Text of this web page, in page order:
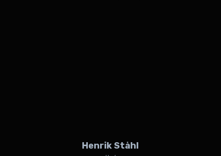
Henrik Ståhl